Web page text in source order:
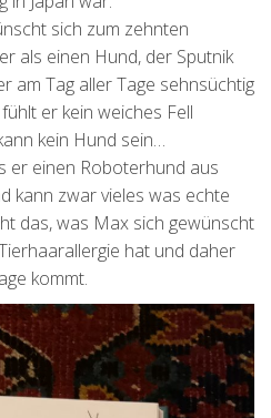
sich zum zehnten
als einen Hund, der Sputnik
am Tag aller Tage sehnsüchtig
er kein weiches Fell
kein Hund sein…
er einen Roboterhund aus
kann zwar vieles was echte
das, was Max sich gewünscht
hat und daher
kommt.